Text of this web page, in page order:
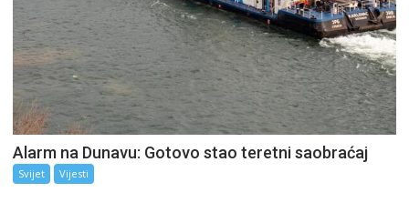
Alarm na Dunavu: Gotovo stao teretni saobraćaj
Svijet Vijesti